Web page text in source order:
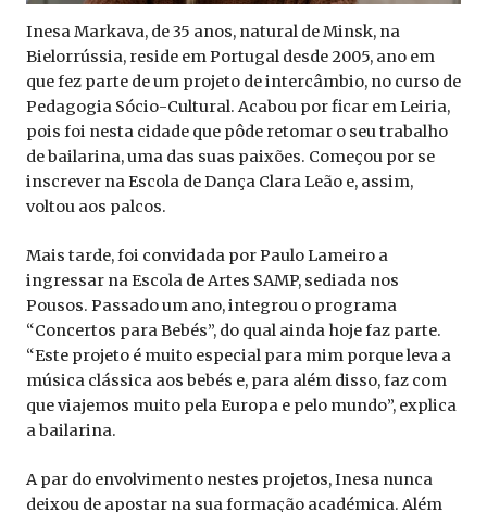
Inesa Markava, de 35 anos, natural de Minsk, na
Bielorrússia, reside em Portugal desde 2005, ano em
que fez parte de um projeto de intercâmbio, no curso de
Pedagogia Sócio-Cultural. Acabou por ficar em Leiria,
pois foi nesta cidade que pôde retomar o seu trabalho
de bailarina, uma das suas paixões. Começou por se
inscrever na Escola de Dança Clara Leão e­­­­, assim,
voltou aos palcos.
Mais tarde, foi convidada por Paulo Lameiro a
ingressar na Escola de Artes SAMP, sediada nos
Pousos. Passado um ano, integrou o programa
“Concertos para Bebés”, do qual ainda hoje faz parte.
“Este projeto é muito especial para mim porque leva a
música clássica aos bebés e, para além disso, faz com
que viajemos muito pela Europa e pelo mundo”, explica
a bailarina.
A par do envolvimento nestes projetos, Inesa nunca
deixou de apostar na sua formação académica. Além